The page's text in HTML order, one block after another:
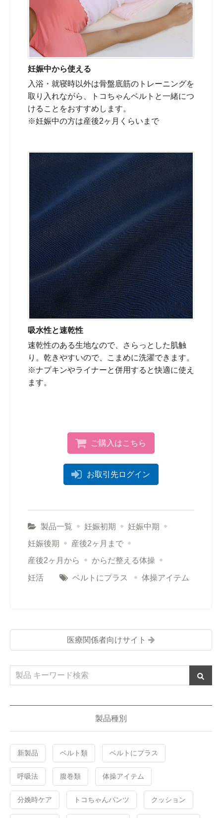
妊娠中から使える
入浴・就寝時以外は骨盤底筋のトレーニングを
取り入れながら、トコちゃんベルトと一緒につ
けることをおすすめします。
※妊娠中の方は産後2ヶ月くらいまで
吸水性と速乾性
速乾性のある生地なので、さらっとした肌触
り。乾きやすいので、こまめに洗濯できます。
※ナプキンやライナーと併用すると快適に使え
ます。
ご購入はこちら
お取引先ログイン
製品一覧 妊娠初期
妊娠中期
妊娠後期
産後2ヶ月まで
産後2ヶ月から
からだ整える体操
妊活 ベルトにプラス 体操アイテム
医療関係者向けサイト
製品種別
新製品 ベルト類 ベルトにプラス
呼吸法 腹巻類 体操アイテム
分娩時ケア トコちゃんパンツ クッション